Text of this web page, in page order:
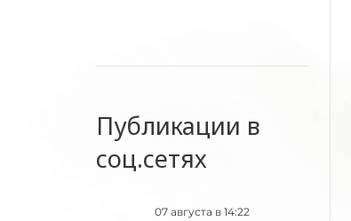
Публикации в
соц.сетях
07 августа в 14:22